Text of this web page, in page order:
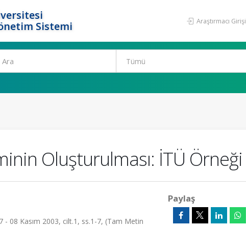
Sistemi
Araştırmacı Girişi
Oluşturulması: İTÜ Örneği
08 Kasım 2003, cilt.1, ss.1-7, (Tam Metin
Paylaş